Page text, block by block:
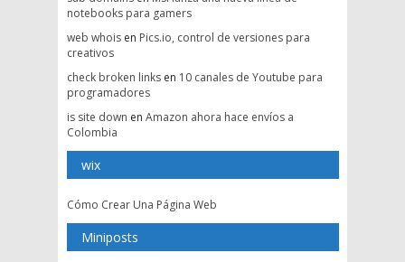
notebooks para gamers
web whois en Pics.io, control de versiones para
creativos
check broken links en 10 canales de Youtube para
programadores
is site down en Amazon ahora hace envíos a
Colombia
wix
Cómo Crear Una Página Web
Miniposts